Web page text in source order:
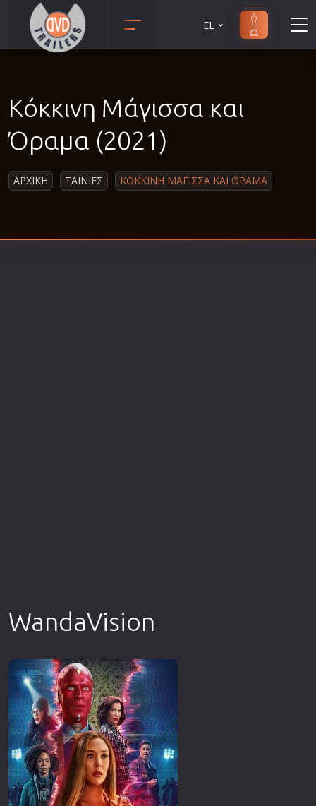
Αισθηματικές
Αισθησιακές
Αστυνομικές
Β' Παγκόσμιος Πόλεμος
Δραματικές
EL
Κόκκινη Μάγισσα και
Όραμα (2021)
ΑΡΧΙΚΗ ΤΑΙΝΙΕΣ ΚΟΚΚΙΝΗ ΜΑΓΙΣΣΑ ΚΑΙ ΟΡΑΜΑ
WandaVision